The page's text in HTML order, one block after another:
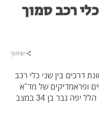
רכב סמוך
שיתוף
תאונת דרכים בין שני כלי רכב
ופראמדיקים של מד"א
העניקו טיפול רפואי ראשוני ופינו לבי"ח הלל יפה גבר בן 34 במצב